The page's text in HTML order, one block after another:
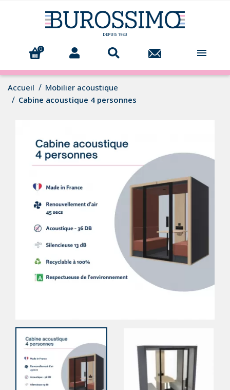
0 
Accueil
Mobilier acoustique
Cabine acoustique 4 personnes